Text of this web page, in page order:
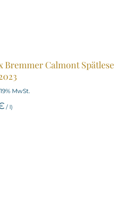
Bremmer Calmont Spätlese
MwSt.
/ l)